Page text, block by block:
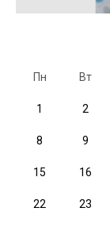
Пн Вт
1 2
8 9
15 16
22 23